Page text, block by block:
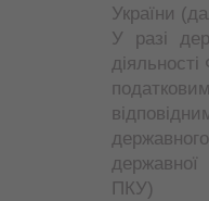
України
У разі
ПКУ)